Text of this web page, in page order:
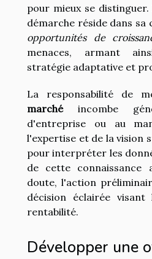
pour mieux se
démarche réside dans
opportunités de
menaces, armant
stratégie adaptative et
La responsabilité de
marchéincombe
d'entreprise ou au
l'expertise et de la vision
pour interpréter les
de cette connaissance
doute, l'action
décision éclairée
rentabilité.
Développer une